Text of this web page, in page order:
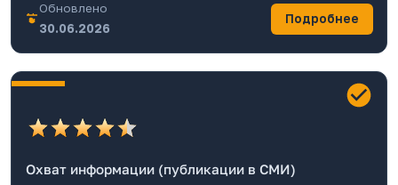
Обновлено
30.06.2026
Подробнее
Охват информации (публикации в СМИ)